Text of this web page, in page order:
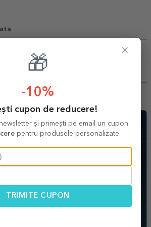
multe cerinte si pret la indemana oricui
Iulie 2026
×
🎁
-10%
cupon de reducere!
și primești pe email un cupon
pentru produsele personalizate.
TRIMITE CUPON